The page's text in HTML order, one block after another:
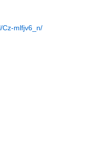
Cz-mlfjv6_n/